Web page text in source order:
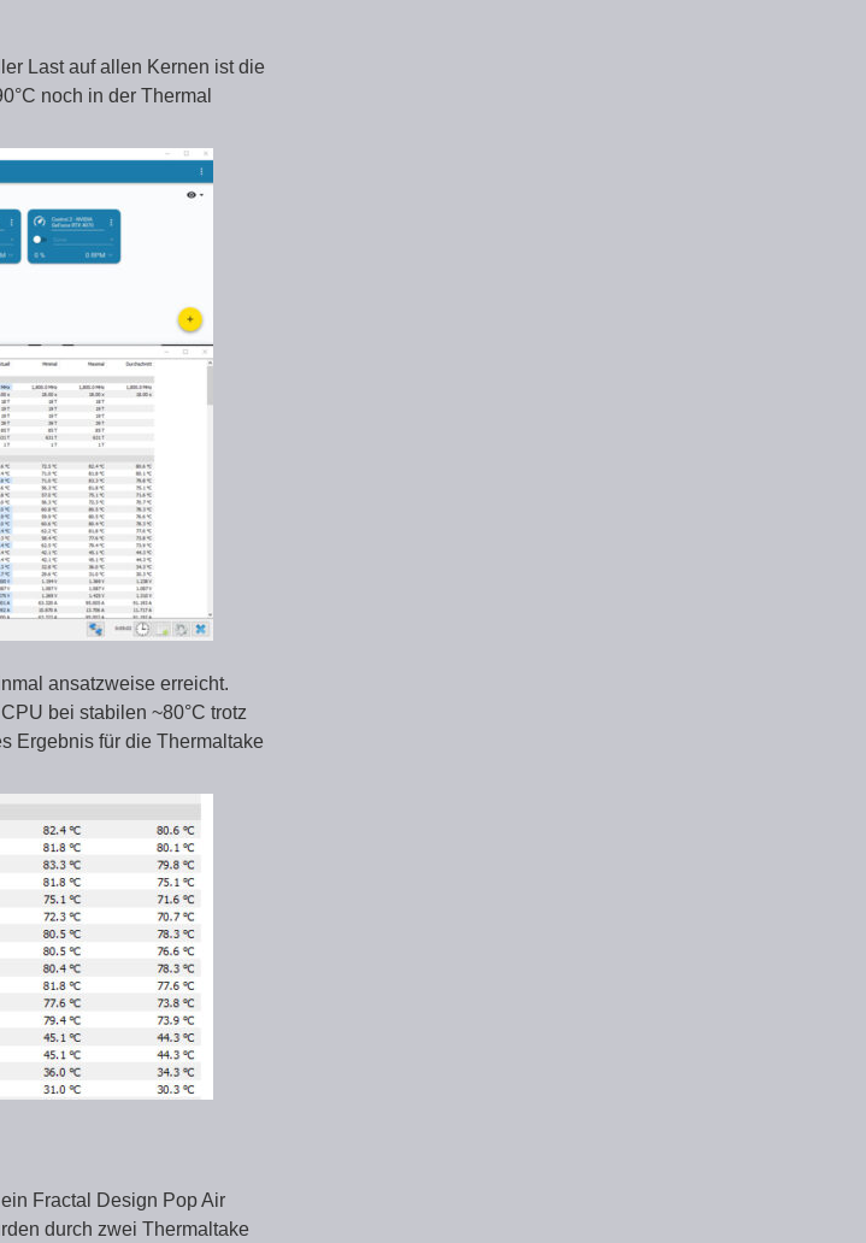
Last auf allen Kernen ist die
noch in der Thermal
ansatzweise erreicht.
bei stabilen ~80°C trotz
Ergebnis für die Thermaltake
Fractal Design Pop Air
durch zwei Thermaltake